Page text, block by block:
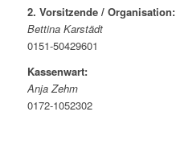
2. Vorsitzende / Organisation:
Bettina Karstädt
0151-50429601
Kassenwart:
Anja Zehm
0172-1052302